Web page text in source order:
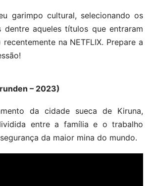
garimpo cultural, selecionando os
dentre aqueles títulos que entraram
na NETFLIX. Prepare a
– 2023)
da cidade sueca de Kiruna,
entre a família e o trabalho
da maior mina do mundo.